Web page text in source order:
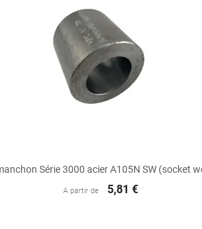
Aperçu rapide
Série 3000 acier A105N SW (socket
A partir de 5,81 €